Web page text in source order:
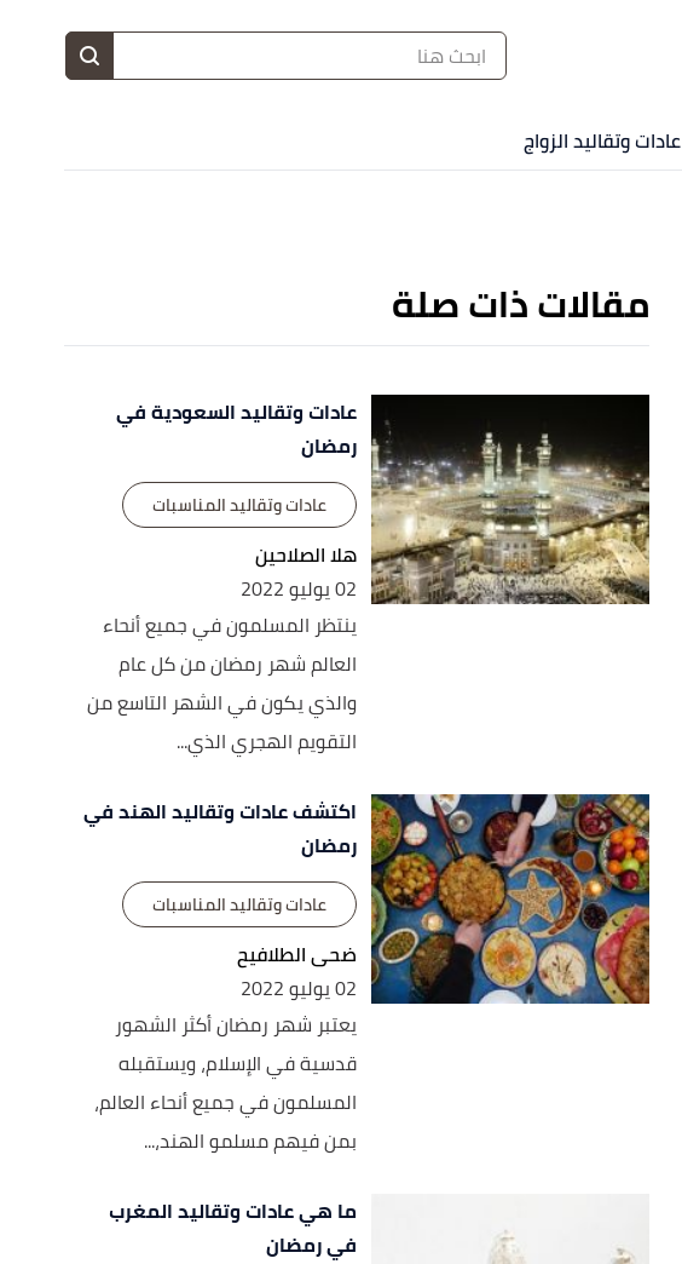
عادات وتقاليد الزواج
مقالات ذات صلة
عادات وتقاليد السعودية في
رمضان
عادات وتقاليد المناسبات
هلا الصلاحين
02 يوليو 2022
ينتظر المسلمون في جميع أنحاء
العالم شهر رمضان من كل عام
والذي يكون في الشهر التاسع من
التقويم الهجري الذي...
اكتشف عادات وتقاليد الهند في
رمضان
عادات وتقاليد المناسبات
ضحى الطلافيح
02 يوليو 2022
يعتبر شهر رمضان أكثر الشهور
قدسية في الإسلام، ويستقبله
المسلمون في جميع أنحاء العالم،
بمن فيهم مسلمو الهند،...
ما هي عادات وتقاليد المغرب
في رمضان